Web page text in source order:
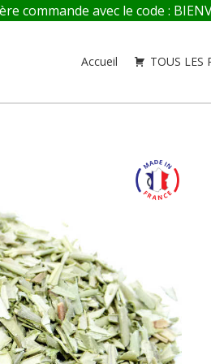
commande avec le code :
Accueil TOUS LES